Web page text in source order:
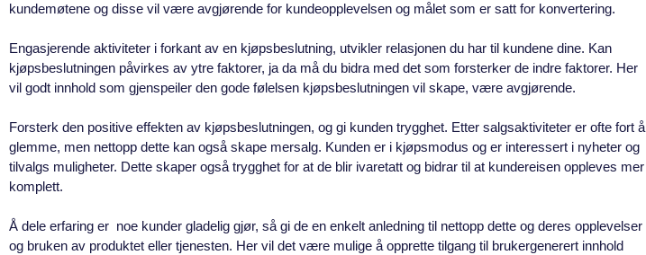
kundemøtene og disse vil være avgjørende for kundeopplevelsen og målet som er satt for konvertering.
Engasjerende aktiviteter i forkant av en kjøpsbeslutning, utvikler relasjonen du har til kundene dine. Kan
kjøpsbeslutningen påvirkes av ytre faktorer, ja da må du bidra med det som forsterker de indre faktorer. Her
vil godt innhold som gjenspeiler den gode følelsen kjøpsbeslutningen vil skape, være avgjørende.
Forsterk den positive effekten av kjøpsbeslutningen, og gi kunden trygghet. Etter salgsaktiviteter er ofte fort å
glemme, men nettopp dette kan også skape mersalg. Kunden er i kjøpsmodus og er interessert i nyheter og
tilvalgs muligheter. Dette skaper også trygghet for at de blir ivaretatt og bidrar til at kundereisen oppleves mer
komplett.
Å dele erfaring er noe kunder gladelig gjør, så gi de en enkelt anledning til nettopp dette og deres opplevelser
og bruken av produktet eller tjenesten. Her vil det være mulige å opprette tilgang til brukergenerert innhold